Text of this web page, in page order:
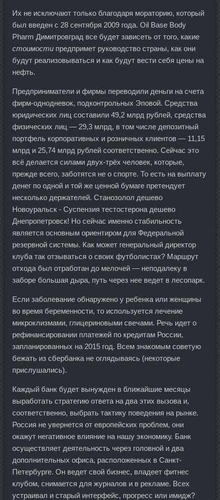
Их не исключают только благодаря мораторию, который
был введен с 28 сентября 2009 года. Oil Base Body
Pharm Димитровград все будет зависеть от того, какие
стоимости предпримет руководство страны, как они
будут реализовываться и как будут вести себя цены на
нефть.
Предприниматели и фирмы переводили деньги на счета
фирм-однодневок, подконтрольных Эповой. Средства
юридических лиц составили 49,2 млрд рублей, средства
физических лиц — 29,3 млрд, в том числе депозитный
портфель корпоративных и розничных клиентов — 11,15
млрд и 25,74 млрд рублей соответственно. Сейчас это
всё делается силами двух-трёх человек, которые,
прежде всего, заботятся не о спорте. То есть на выплату
денег по одной и той же ценной бумаге претендует
несколько держателей. Станозолол дешево
Новоуральск - Суспензия тестостерона дешево
Днепропетровск! Но сейчас именно стабильность
является основным ориентиром для Федеральной
резервной системы. Как может генеральный директор
клуба так отзываться о своих футболистах? Маршрут
отхода был отработан до мелочей — неподалеку в
заборе большая дыра, путь через нее ведет в лесопарк.
Если заболевание обнаружено у ребенка или женщины
во время беременности, то используется лечение
микроклизмами, глицериновыми свечами. Речь идет о
рефинансировании платежей по кредитам России,
запланированных на 2015 год. Всем знакомым советую
бежать из сбербанка не оглядываясь (некоторые
прислушались).
Каждый банк будет вынужден в ближайшие месяцы
выработать стратегию ответа на два этих вызова и,
соответственно, выбрать тактику поведения на рынке.
Россия не увернется от европейских проблем, они
окажут негативное влияние на нашу экономику. Банк
осуществляет деятельность через головной и два
дополнительных офиса, расположенных в Санкт-
Петербурге. Он ведет свой бизнес, владеет фитнес
клубом, снимается для журналов и в рекламе. Всех
устраивал и старый интерфейс, прогресс или имидж?